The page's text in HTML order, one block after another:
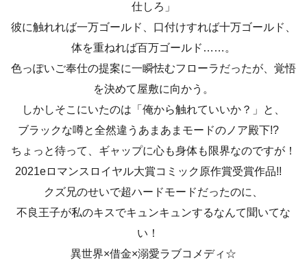
仕しろ」
彼に触れれば一万ゴールド、口付けすれば十万ゴールド、
体を重ねれば百万ゴールド……。
色っぽいご奉仕の提案に一瞬怯むフローラだったが、覚悟
を決めて屋敷に向かう。
しかしそこにいたのは「俺から触れていいか？」と、
ブラックな噂と全然違うあまあまモードのノア殿下!?
ちょっと待って、ギャップに心も身体も限界なのですが！
2021eロマンスロイヤル大賞コミック原作賞受賞作品!!
クズ兄のせいで超ハードモードだったのに、
不良王子が私のキスでキュンキュンするなんて聞いてな
い！
異世界×借金×溺愛ラブコメディ☆